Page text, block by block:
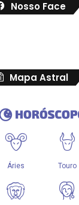
Nosso Face
Mapa Astral